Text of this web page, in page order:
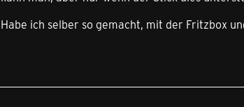
Habe ich selber so gemacht, mit der Fritzbox